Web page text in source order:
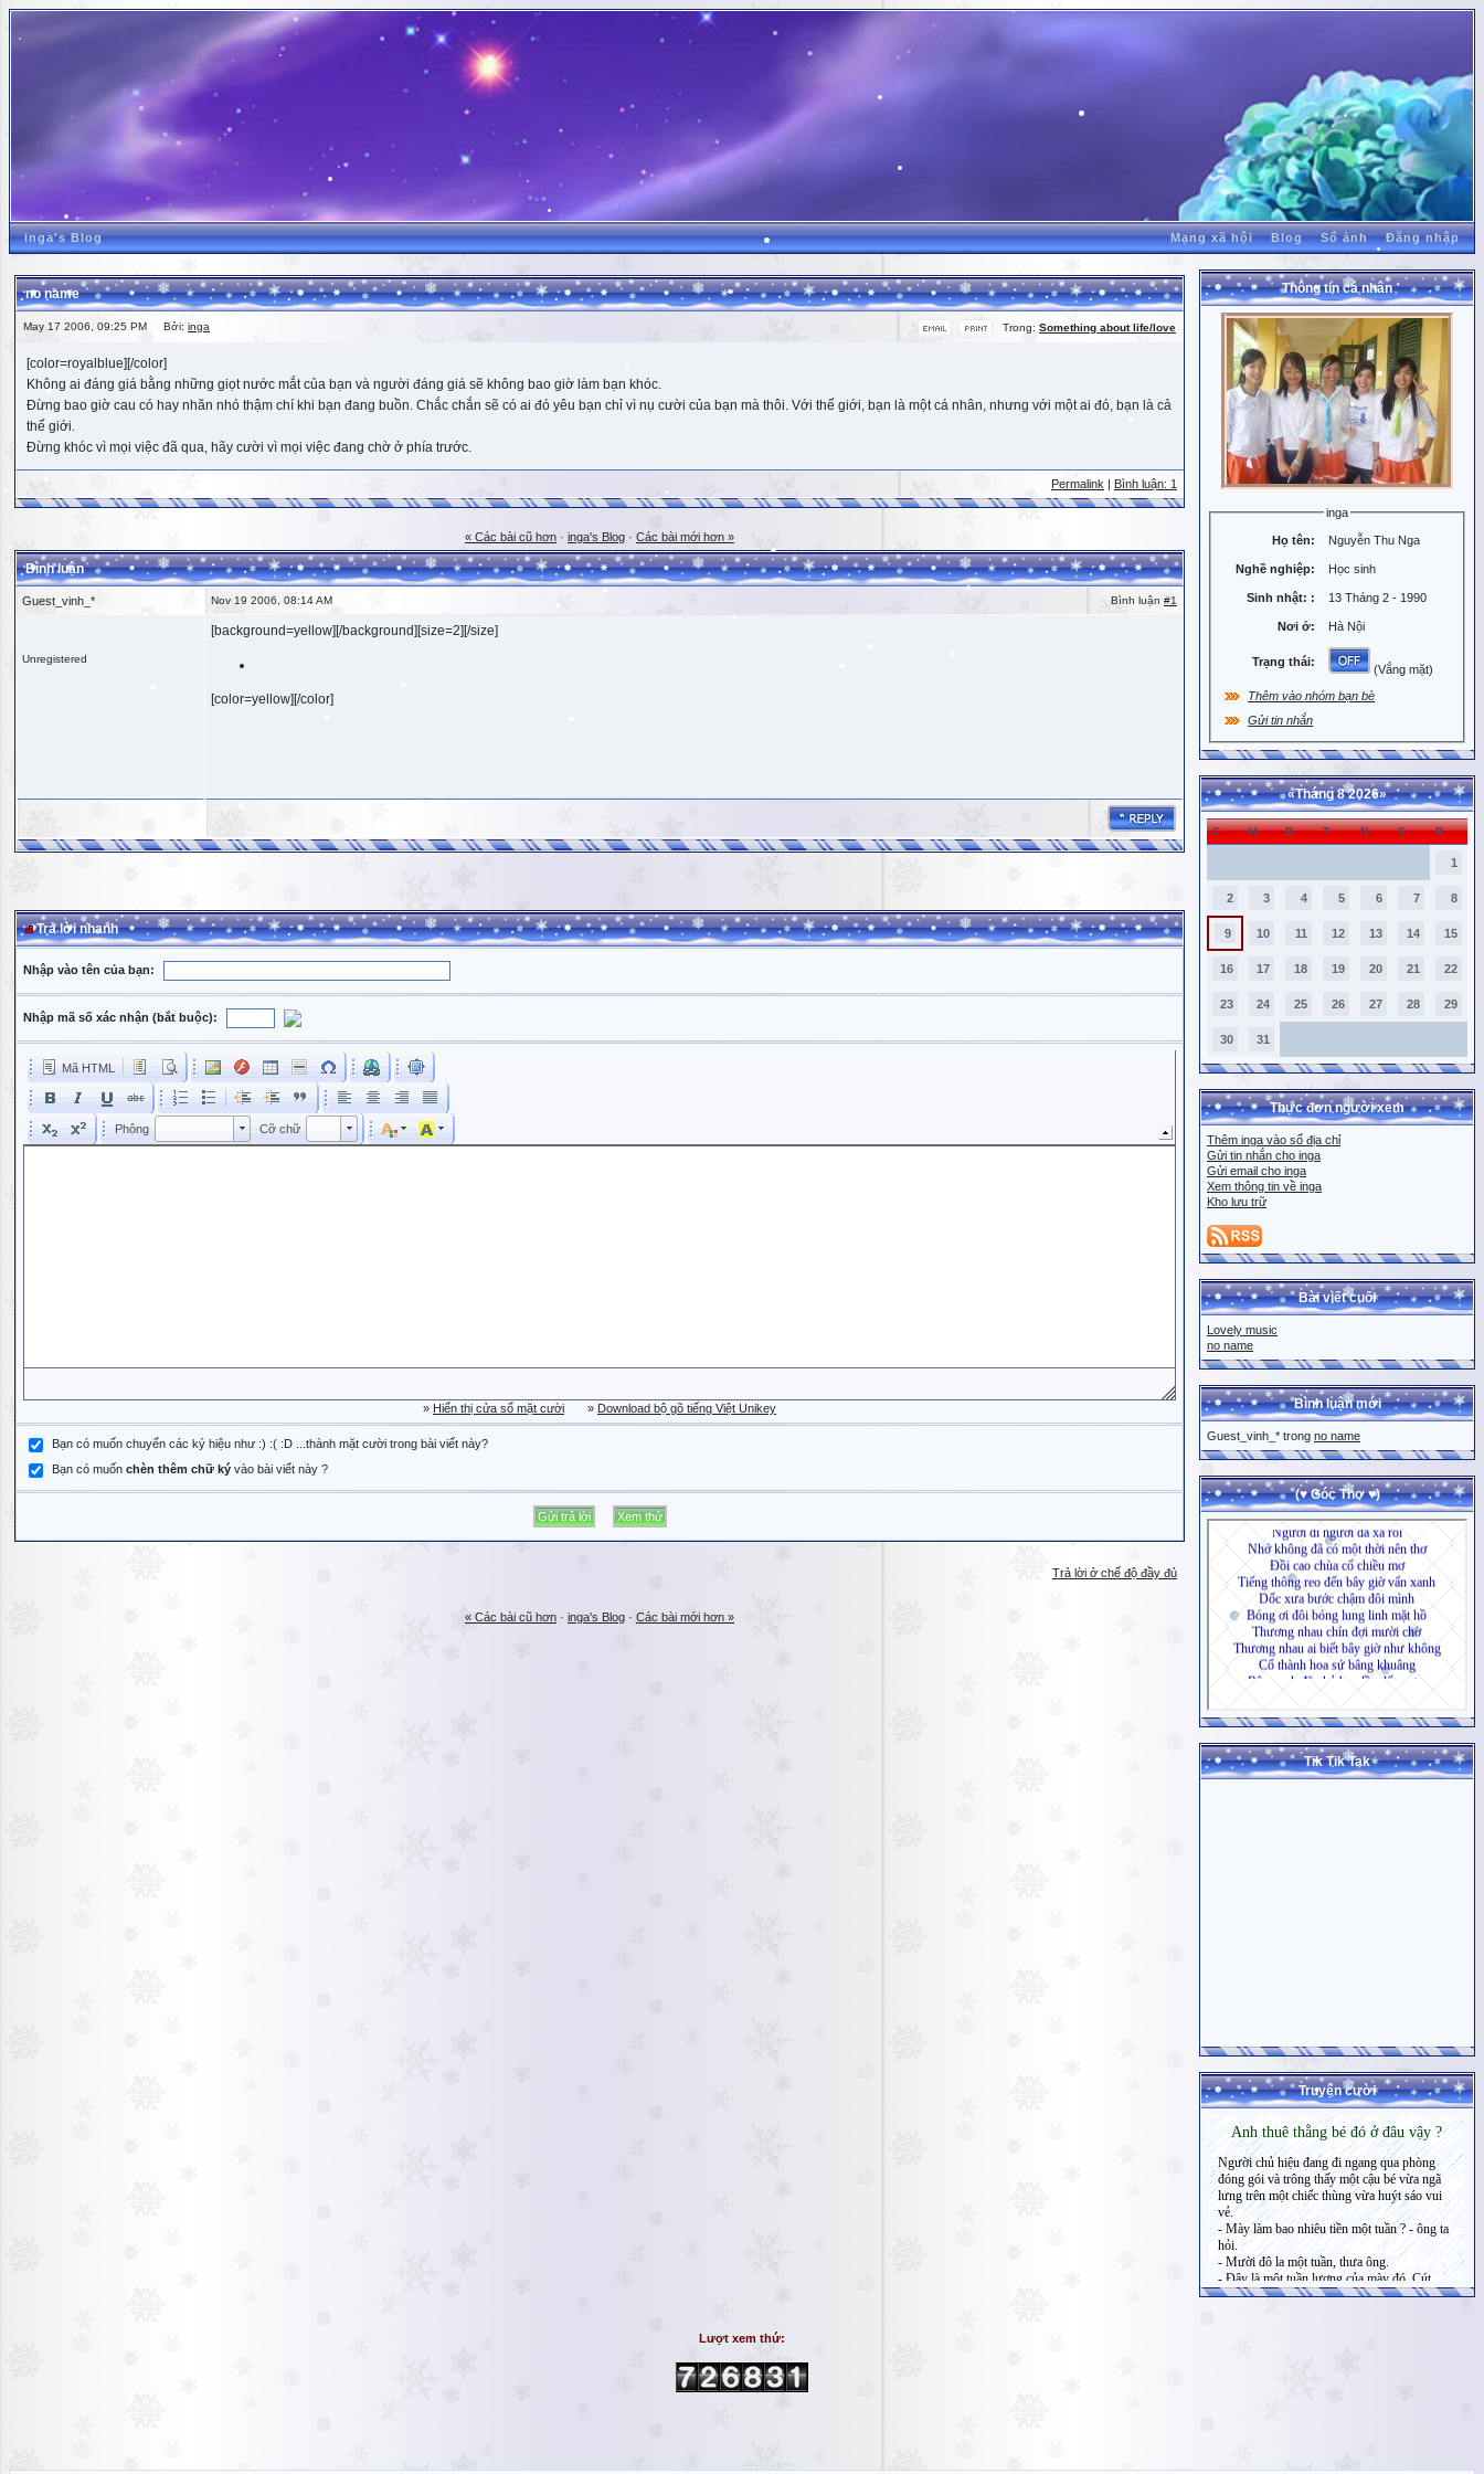
inga's Blog Mạng xã hội Blog Sổ ảnh Đăng nhập
no name
Trong: Something about life/love
May 17 2006, 09:25 PM Bởi: inga
[color=royalblue][/color]
Không ai đáng giá bằng những giọt nước mắt của bạn và người đáng giá sẽ không bao giờ làm bạn khóc.
Đừng bao giờ cau có hay nhăn nhó thậm chí khi bạn đang buồn. Chắc chắn sẽ có ai đó yêu bạn chỉ vì nụ cười của bạn mà thôi. Với thế giới, bạn là một cá nhân, nhưng với một ai đó, bạn là cả
thế giới.
Đừng khóc vì mọi việc đã qua, hãy cười vì mọi việc đang chờ ở phía trước.
Permalink Bình luận: 1
« Các bài cũ hơn · inga's Blog · Các bài mới hơn »
Bình luận
Guest_vinh_* Nov 19 2006, 08:14 AM Bình luận #1
Unregistered
[background=yellow][/background][size=2][/size]
[color=yellow][/color]
Trả lời nhanh
Nhập vào tên của bạn:
Nhập mã số xác nhận (bắt buộc):
Mã HTML
Phông Cỡ chữ Kích cỡ phông
» Hiển thị cửa sổ mặt cười » Download bộ gõ tiếng Việt Unikey
Bạn có muốn chuyển các ký hiệu như :) :( :D ...thành mặt cười trong bài viết này?
Bạn có muốn chèn thêm chữ ký vào bài viết này ?
Trả lời ở chế độ đầy đủ
« Các bài cũ hơn · inga's Blog · Các bài mới hơn »
Thông tin cá nhân
inga
Họ tên: Nguyễn Thu Nga
Nghề nghiệp: Học sinh
Sinh nhật: : 13 Tháng 2 - 1990
Nơi ở: Hà Nội
Trạng thái:
(Vắng mặt)
Thêm vào nhóm bạn bè
Gửi tin nhắn
«Tháng 8 2026»
C H B T N S B
1
2 3 4 5 6 7 8
9 10 11 12 13 14 15
16 17 18 19 20 21 22
23 24 25 26 27 28 29
30 31
Thực đơn người xem
Thêm inga vào sổ địa chỉ
Gửi tin nhắn cho inga
Gửi email cho inga
Xem thông tin về inga
Kho lưu trữ
Bài viết cuối
Lovely music
no name
Bình luận mới
Guest_vinh_* trong no name
(♥ Góc Thơ ♥)
Tik Tik Tak
Truyện cười
Lượt xem thứ: